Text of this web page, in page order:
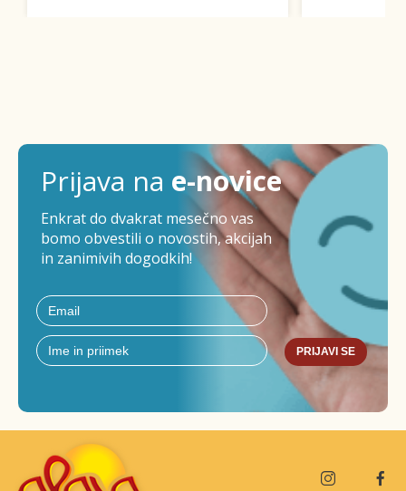
Prijava na e-novice
Enkrat do dvakrat mesečno vas
bomo obvestili o novostih, akcijah
in zanimivih dogodkih!
PRIJAVI SE